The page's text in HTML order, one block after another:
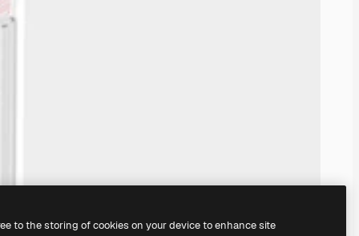
to the storing of cookies on your device to enhance site